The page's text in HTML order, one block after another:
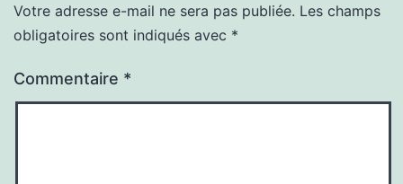
Votre adresse e-mail ne sera pas publiée. Les champs
obligatoires sont indiqués avec *
Commentaire *